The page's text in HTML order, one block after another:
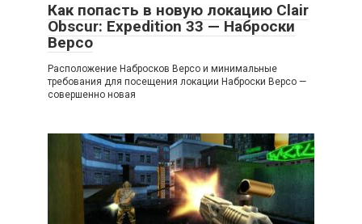
Как попасть в новую локацию Clair
Obscur: Expedition 33 — Наброски
Версо
Расположение Набросков Версо и минимальные
требования для посещения локации Наброски Версо —
совершенно новая